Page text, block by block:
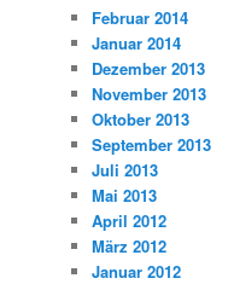
Februar 2014
Januar 2014
Dezember 2013
November 2013
Oktober 2013
September 2013
Juli 2013
Mai 2013
April 2012
März 2012
Januar 2012